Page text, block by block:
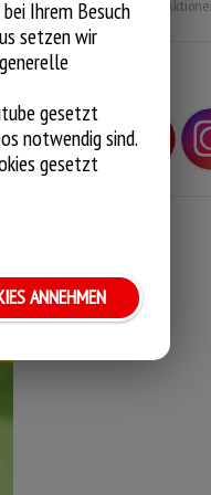
neuesten Infos über
FOLGE UNS!
Ihrem Besuch
setzen wir
gesetzt
notwendig sind.
gesetzt
ANNEHMEN